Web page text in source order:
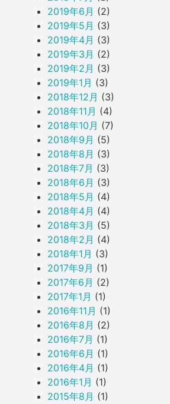
2019年6月 (2)
2019年5月 (3)
2019年4月 (3)
2019年3月 (2)
2019年2月 (3)
2019年1月 (3)
2018年12月 (3)
2018年11月 (4)
2018年10月 (7)
2018年9月 (5)
2018年8月 (3)
2018年7月 (3)
2018年6月 (3)
2018年5月 (4)
2018年4月 (4)
2018年3月 (5)
2018年2月 (4)
2018年1月 (3)
2017年9月 (1)
2017年6月 (2)
2017年1月 (1)
2016年11月 (1)
2016年8月 (2)
2016年7月 (1)
2016年6月 (1)
2016年4月 (1)
2016年1月 (1)
2015年8月 (1)